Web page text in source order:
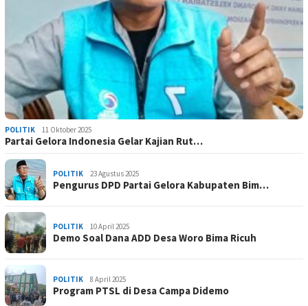
POLITIK 11 Oktober 2025
Partai Gelora Indonesia Gelar Kajian Rut…
POLITIK 23 Agustus 2025
Pengurus DPD Partai Gelora Kabupaten Bim…
POLITIK 10 April 2025
Demo Soal Dana ADD Desa Woro Bima Ricuh
POLITIK 8 April 2025
Program PTSL di Desa Campa Didemo